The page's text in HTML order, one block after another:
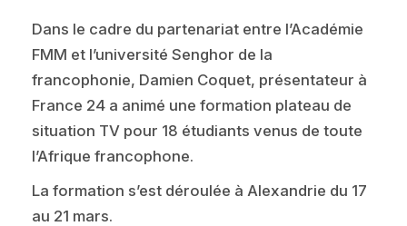
Dans le cadre du partenariat entre l’Académie
FMM et l’université Senghor de la
francophonie, Damien Coquet, présentateur à
France 24 a animé une formation plateau de
situation TV pour 18 étudiants venus de toute
l’Afrique francophone.
La formation s’est déroulée à Alexandrie du 17
au 21 mars.